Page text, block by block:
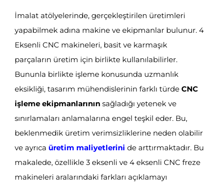
İmalat atölyelerinde, gerçekleştirilen üretimleri
yapabilmek adına makine ve ekipmanlar bulunur. 4
Eksenli CNC makineleri, basit ve karmaşık
parçaların üretim için birlikte kullanılabilirler.
Bununla birlikte işleme konusunda uzmanlık
eksikliği, tasarım mühendislerinin farklı türde CNC
işleme ekipmanlarınınsağladığı yetenek ve
sınırlamaları anlamalarına engel teşkil eder. Bu,
beklenmedik üretim verimsizliklerine neden olabilir
ve ayrıca üretim maliyetlerini de arttırmaktadır. Bu
makalede, özellikle 3 eksenli ve 4 eksenli CNC freze
makineleri aralarındaki farkları açıklamayı